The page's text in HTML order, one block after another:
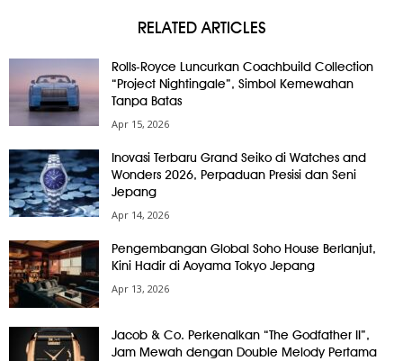
RELATED ARTICLES
Rolls-Royce Luncurkan Coachbuild Collection
“Project Nightingale”, Simbol Kemewahan
Tanpa Batas
Apr 15, 2026
Inovasi Terbaru Grand Seiko di Watches and
Wonders 2026, Perpaduan Presisi dan Seni
Jepang
Apr 14, 2026
Pengembangan Global Soho House Berlanjut,
Kini Hadir di Aoyama Tokyo Jepang
Apr 13, 2026
Jacob & Co. Perkenalkan “The Godfather II”,
Jam Mewah dengan Double Melody Pertama